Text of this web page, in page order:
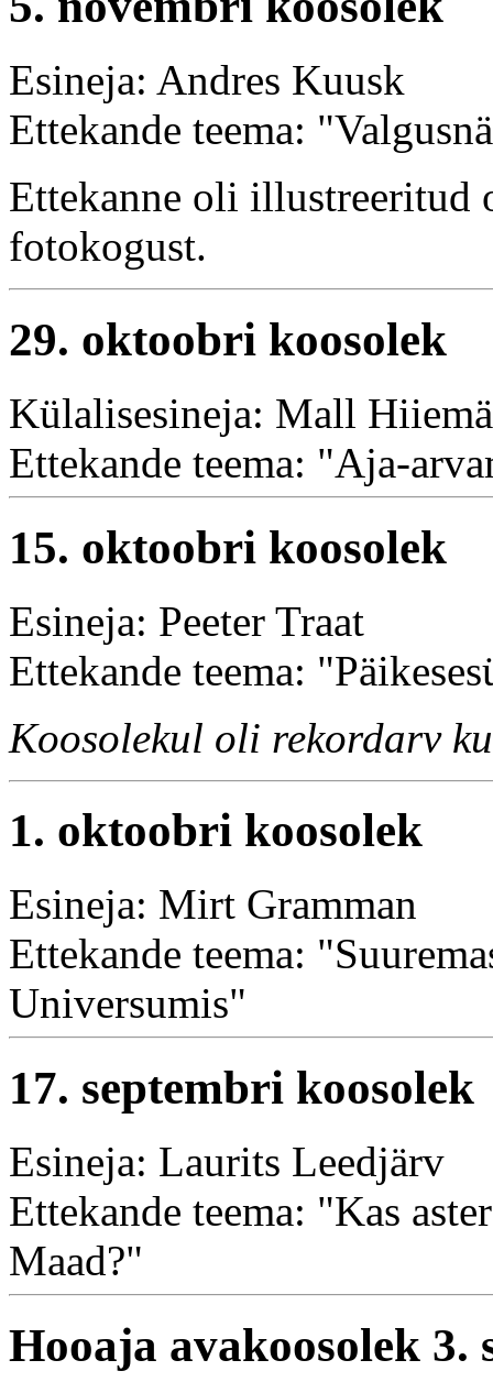
Esineja: Andres Kuusk
Ettekande teema:
Ettekanne oli illustreeritud
fotokogust.
29. oktoobri koosolek
Külalisesineja: Mall
Ettekande teema: "Aja-
15. oktoobri koosolek
Esineja: Peeter Traat
Ettekande teema:
Koosolekul oli rekordarv
1. oktoobri koosolek
Esineja: Mirt Gramman
Ettekande teema:
Universumis"
17. septembri koosolek
Esineja: Laurits Leedjärv
Ettekande teema: "Kas
Maad?"
Hooaja avakoosolek 3.